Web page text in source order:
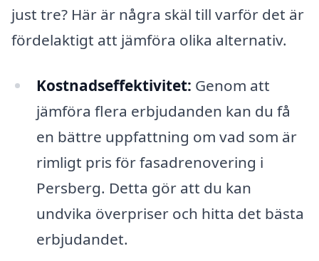
just tre? Här är några skäl till varför det är
fördelaktigt att jämföra olika alternativ.
Kostnadseffektivitet: Genom att
jämföra flera erbjudanden kan du få
en bättre uppfattning om vad som är
rimligt pris för fasadrenovering i
Persberg. Detta gör att du kan
undvika överpriser och hitta det bästa
erbjudandet.